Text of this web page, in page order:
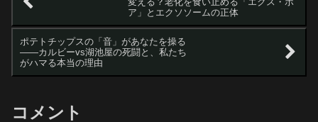
ア」とエクソソームの正体
ポテトチップスの「音」があなたを操る
——カルビーvs湖池屋の死闘と、私たち
がハマる本当の理由
コメント